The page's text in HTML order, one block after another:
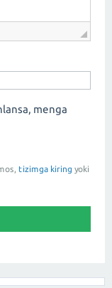
menga
tizimga kiring yoki